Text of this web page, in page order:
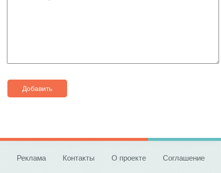
Добавить
Реклама Контакты О проекте Соглашение